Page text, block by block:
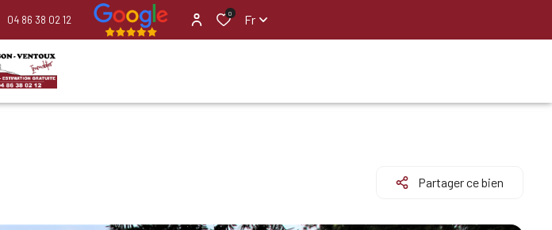
04 86 38 02 12
0 Fr
Partager ce bien